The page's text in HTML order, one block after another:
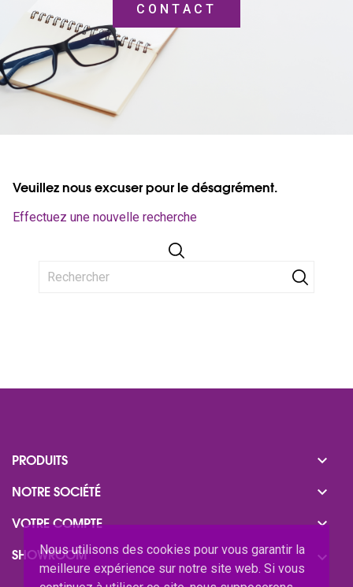
Nous utilisons des cookies pour vous garantir la
meilleure expérience sur notre site web. Si vous
CONTACT
Veuillez nous excuser pour le désagrément.
Effectuez une nouvelle recherche
PRODUITS 
NOTRE SOCIÉTÉ 
VOTRE COMPTE 
SHOWROOM 